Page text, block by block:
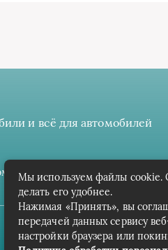
и всё для автомобилей
вы даёте разрешение на сбор,
Вся информация
Мы используем файлы cookie.
делать его удобнее.
Нажимая «Принять», вы
передачей данных сервису
настройки браузера или